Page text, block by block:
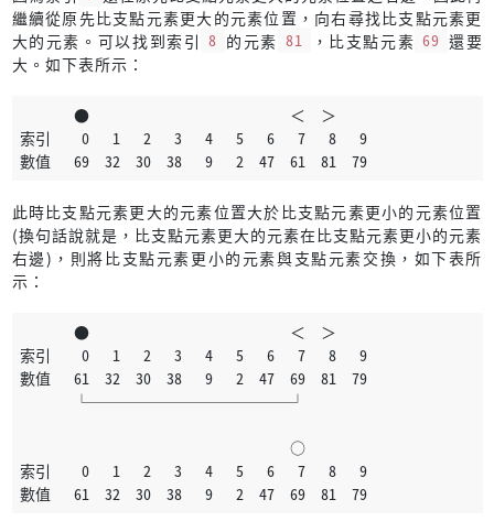
繼續從原先比支點元素更大的元素位置，向右尋找比支點元素更
大的元素。可以找到索引 8 的元素 81 ，比支點元素 69 還要
大。如下表所示：
       ●                          ＜  ＞
索引    0   1   2   3   4   5   6   7   8   9
數值   69  32  30  38   9   2  47  61  81  79
此時比支點元素更大的元素位置大於比支點元素更小的元素位置
(換句話說就是，比支點元素更大的元素在比支點元素更小的元素
右邊)，則將比支點元素更小的元素與支點元素交換，如下表所
示：
       ●                          ＜  ＞
索引    0   1   2   3   4   5   6   7   8   9
數值   61  32  30  38   9   2  47  69  81  79
       └─────────────┘
                                   ○
索引    0   1   2   3   4   5   6   7   8   9
數值   61  32  30  38   9   2  47  69  81  79